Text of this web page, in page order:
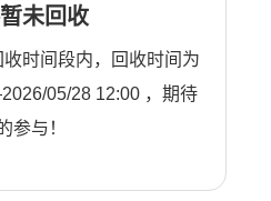
未回收
时间段内，回收时间为
05/28 12:00 ，期待
参与！